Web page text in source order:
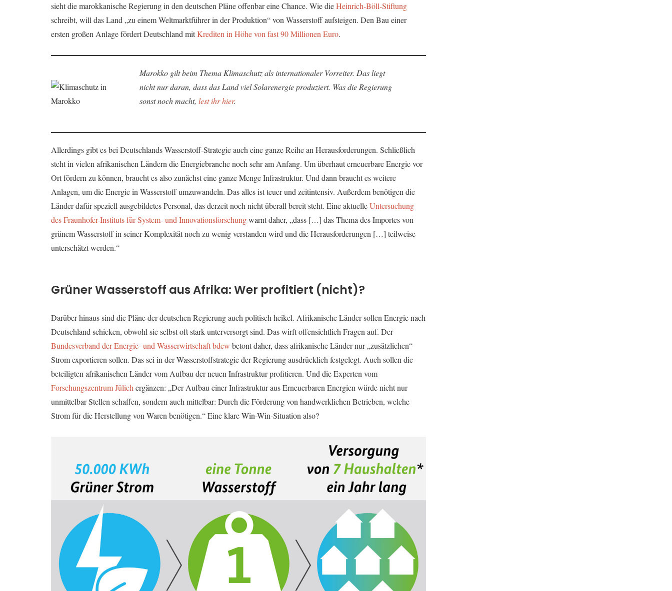
sieht die marokkanische Regierung in den deutschen Pläne offenbar eine Chance. Wie dieHeinrich-Böll-Stiftung
schreibt, will das Land „zu einem Weltmarktführer in der Produktion“ von Wasserstoff aufsteigen. Den Bau einer
ersten großen Anlage fördert Deutschland mitKrediten in Höhe von fast 90 Millionen Euro.
Marokko gilt beim Thema Klimaschutz als internationaler Vorreiter. Das liegt
nicht nur daran, dass das Land viel Solarenergie produziert. Was die Regierung
sonst noch macht,lest ihr hier.
Allerdings gibt es bei Deutschlands Wasserstoff-Strategie auch eine ganze Reihe an Herausforderungen. Schließlich
steht in vielen afrikanischen Ländern die Energiebranche noch sehr am Anfang. Um überhaut erneuerbare Energie vor
Ort fördern zu können, braucht es also zunächst eine ganze Menge Infrastruktur. Und dann braucht es weitere
Anlagen, um die Energie in Wasserstoff umzuwandeln. Das alles ist teuer und zeitintensiv. Außerdem benötigen die
Länder dafür speziell ausgebildetes Personal, das derzeit noch nicht überall bereit steht. Eine aktuelleUntersuchung
des Fraunhofer-Instituts für System- und Innovationsforschungwarnt daher, „dass […] das Thema des Importes von
grünem Wasserstoff in seiner Komplexität noch zu wenig verstanden wird und die Herausforderungen […] teilweise
unterschätzt werden.“
Grüner Wasserstoff aus Afrika: Wer profitiert (nicht)?
Darüber hinaus sind die Pläne der deutschen Regierung auch politisch heikel. Afrikanische Länder sollen Energie nach
Deutschland schicken, obwohl sie selbst oft stark unterversorgt sind. Das wirft offensichtlich Fragen auf. Der
Bundesverband der Energie- und Wasserwirtschaft bdew betont daher, dass afrikanische Länder nur „zusätzlichen“
Strom exportieren sollen. Das sei in der Wasserstoffstrategie der Regierung ausdrücklich festgelegt. Auch sollen die
beteiligten afrikanischen Länder vom Aufbau der neuen Infrastruktur profitieren. Und die Experten vom
Forschungszentrum Jülichergänzen: „Der Aufbau einer Infrastruktur aus Erneuerbaren Energien würde nicht nur
unmittelbar Stellen schaffen, sondern auch mittelbar: Durch die Förderung von handwerklichen Betrieben, welche
Strom für die Herstellung von Waren benötigen.“ Eine klare Win-Win-Situation also?